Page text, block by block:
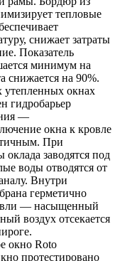
тепловые
снижает затраты
Показатель
минимум на
снижается на 90%.
утепленных окнах
гидробарьер
—
окна к кровле
При
заводятся под
воды отводятся от
Внутри
герметично
— насыщенный
воздух отсекается
окно Roto
протестировано